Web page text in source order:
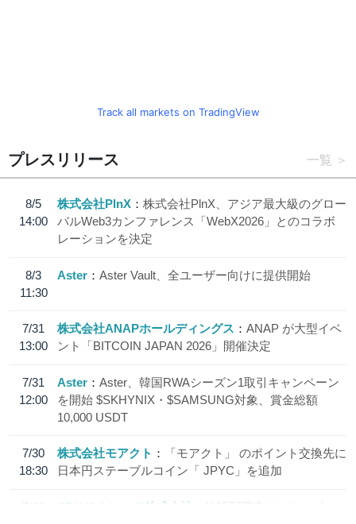
Track all markets on TradingView
プレスリリース 一覧
8/5
14:00
株式会社PlnX
株式会社PlnX、アジア最大級のグロー
バルWeb3カンファレンス「WebX2026」とのコラボ
レーションを決定
8/3
11:30
Aster Aster Vault、全ユーザー向けに提供開始
7/31
13:00
株式会社ANAPホールディングス
ANAP が大型イベ
ント「BITCOIN JAPAN 2026」開催決定
7/31
12:00
Aster
Aster、韓国RWAシーズン1取引キャンペーン
を開始 $SKHYNIX・$SAMSUNG対象、賞金総額
10,000 USDT
7/30
18:30
株式会社モアクト
「モアクト」 のポイント交換先に
日本円ステーブルコイン「 JPYC」を追加
7/29
SBI VCトレード株式会社
信託型円建てステーブル